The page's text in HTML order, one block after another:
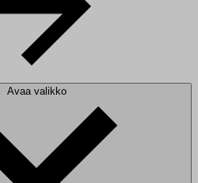
Avaa valikko